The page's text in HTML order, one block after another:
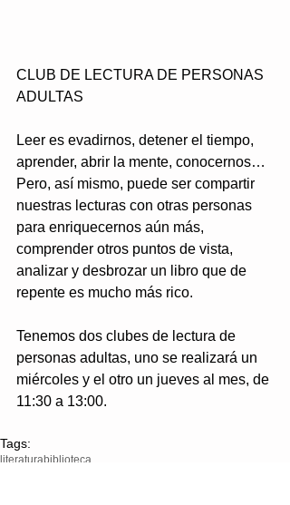
CLUB DE LECTURA DE PERSONAS
ADULTAS
Leer es evadirnos, detener el tiempo,
aprender, abrir la mente, conocernos…
Pero, así mismo, puede ser compartir
nuestras lecturas con otras personas
para enriquecernos aún más,
comprender otros puntos de vista,
analizar y desbrozar un libro que de
repente es mucho más rico.
Tenemos dos clubes de lectura de
personas adultas, uno se realizará un
miércoles y el otro un jueves al mes, de
11:30 a 13:00.
Tags:
literaturabiblioteca